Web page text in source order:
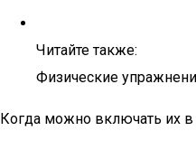
Читайте также:
Физические
Когда можно включать их в